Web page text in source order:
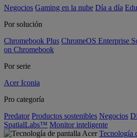
Negocios Gaming en la nube Día a día
Por solución
Chromebook Plus ChromeOS Enterprise
on Chromebook
Por serie
Acer Iconia
Pro categoría
Predator Productos sostenibles Negocios
SpatialLabs™ Monitor inteligente
Tecnología